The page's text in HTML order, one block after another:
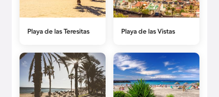
Playa de las Teresitas Playa de las Vistas